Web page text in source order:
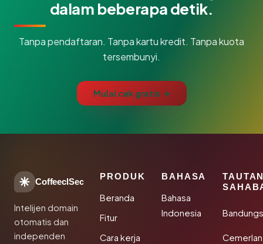
dalam beberapa detik.
Tanpa pendaftaran. Tanpa kartu kredit. Tanpa kuota
tersembunyi.
Mulai cek gratis →
CoffeeclSec
Intelijen domain
otomatis dan
independen
PRODUK
Beranda
Fitur
Cara kerja
BAHASA
Bahasa
Indonesia